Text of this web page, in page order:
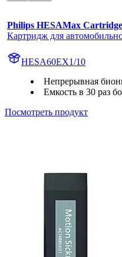
Philips HESAMax Cartridge
Картридж для
HESA60EX1/10
Непрерывная
Емкость в 30 раз
Посмотреть продукт